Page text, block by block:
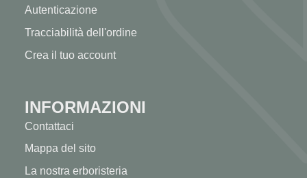
Autenticazione
Tracciabilità dell'ordine
Crea il tuo account
INFORMAZIONI
Contattaci
Mappa del sito
La nostra erboristeria